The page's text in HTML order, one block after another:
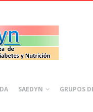
SAEDYN GRUPOS